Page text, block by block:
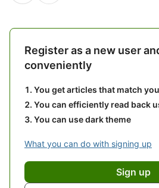
Register as a new user
conveniently
You get articles that match
You can efficiently read back
You can use dark theme
What you can do with signing up
Sign up